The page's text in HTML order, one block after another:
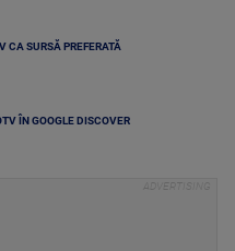
CA SURSĂ PREFERATĂ
ÎN GOOGLE DISCOVER